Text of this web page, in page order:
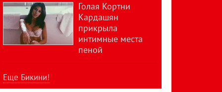
Голая Кортни
Кардашян
прикрыла
интимные места
пеной
Еще Бикини!